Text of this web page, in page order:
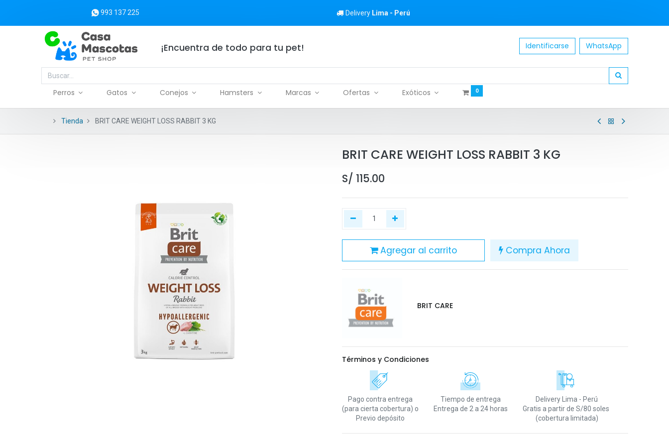
993 137 225 Delivery Lima - Perú
¡Encuentra de todo para tu pet! Identificarse WhatsApp
Perros Gatos Conejos Hamsters Marcas Ofertas Exóticos 0
Tienda BRIT CARE WEIGHT LOSS RABBIT 3 KG
BRIT CARE WEIGHT LOSS RABBIT 3 KG
S/ 115.00
Agregar al carrito Compra Ahora
BRIT CARE
Términos y Condiciones
Pago contra entrega
(para cierta cobertura) o
Previo depósito
Tiempo de entrega
Entrega de 2 a 24 horas
Delivery Lima - Perú
Gratis a partir de S/80 soles
(cobertura limitada)